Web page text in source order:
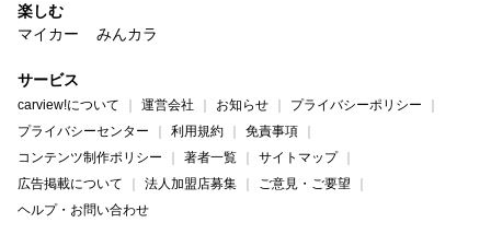
楽しむ
マイカー
みんカラ
サービス
carview!について 運営会社 お知らせ
プライバシーポリシー
プライバシーセンター
利用規約
免責事項
コンテンツ制作ポリシー
著者一覧
サイトマップ
広告掲載について
法人加盟店募集
ご意見・ご要望
ヘルプ・お問い合わせ